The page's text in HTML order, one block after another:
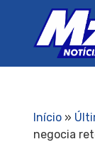
Início»
negocia